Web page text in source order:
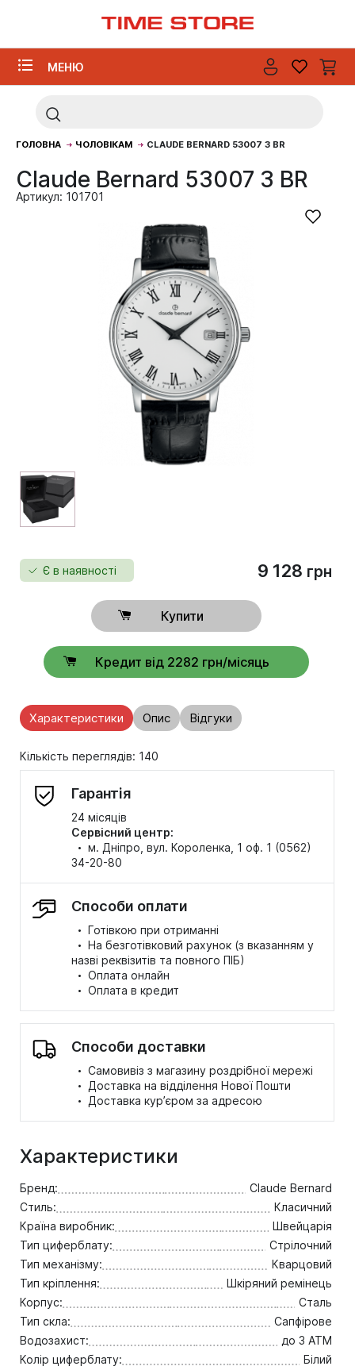
МЕНЮ
ГОЛОВНА ЧОЛОВІКАМ CLAUDE BERNARD 53007 3 BR
Claude Bernard 53007 3 BR
Артикул: 101701
Є в наявності 9 128 грн
Купити
Кредит від 2282 грн/місяць
Характеристики Опис Відгуки
Кількість переглядів: 140
Гарантія
24 місяців
Сервісний центр:
· м. Дніпро, вул. Короленка, 1 оф. 1 (0562)
34-20-80
Способи оплати
· Готівкою при отриманні
· На безготівковий рахунок (з вказанням у
назві реквізитів та повного ПІБ)
· Оплата онлайн
· Оплата в кредит
Способи доставки
· Самовивіз з магазину роздрібної мережі
· Доставка на відділення Нової Пошти
· Доставка кур’єром за адресою
Характеристики
Бренд:
Claude Bernard
Стиль:
Класичний
Країна виробник:
Швейцарія
Тип циферблату:
Стрілочний
Тип механізму:
Кварцовий
Тип кріплення:
Шкіряний ремінець
Корпус:
Сталь
Тип скла:
Сапфірове
Водозахист:
до 3 ATM
Колір циферблату:
Білий